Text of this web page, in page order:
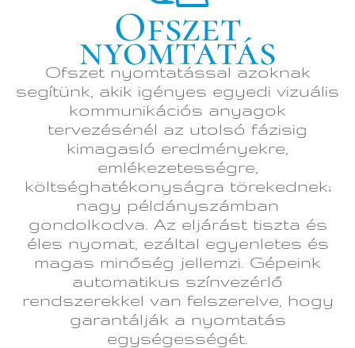
Ofszet
nyomtatás
Ofszet nyomtatással azoknak
segítünk, akik igényes egyedi vizuális
kommunikációs anyagok
tervezésénél az utolsó fázisig
kimagasló eredményekre,
emlékezetességre,
költséghatékonyságra törekednek;
nagy példányszámban
gondolkodva. Az eljárást tiszta és
éles nyomat, ezáltal egyenletes és
magas minőség jellemzi. Gépeink
automatikus színvezérlő
rendszerekkel van felszerelve, hogy
garantálják a nyomtatás
egységességét.